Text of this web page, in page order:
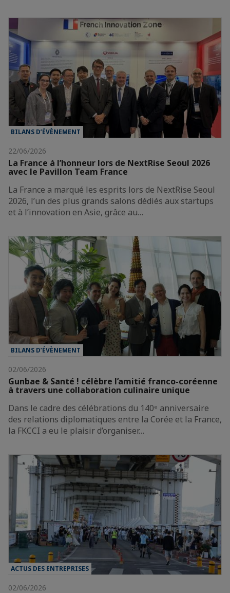
BILANS D’ÉVÈNEMENT
22/06/2026
La France à l’honneur lors de NextRise Seoul 2026
avec le Pavillon Team France
La France a marqué les esprits lors de NextRise Seoul
2026, l’un des plus grands salons dédiés aux startups
et à l’innovation en Asie, grâce au…
BILANS D’ÉVÈNEMENT
02/06/2026
Gunbae & Santé ! célèbre l’amitié franco-coréenne
à travers une collaboration culinaire unique
Dans le cadre des célébrations du 140ᵉ anniversaire
des relations diplomatiques entre la Corée et la France,
la FKCCI a eu le plaisir d’organiser…
ACTUS DES ENTREPRISES
02/06/2026